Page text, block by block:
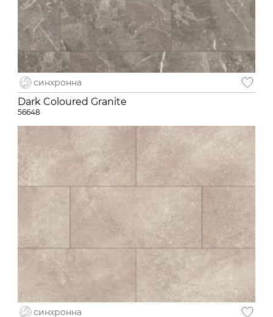
синхронна
Dark Coloured Granite
56648
синхронна